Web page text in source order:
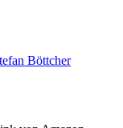
Böttcher